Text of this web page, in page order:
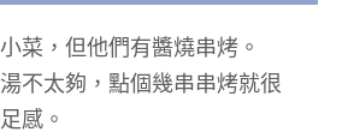
菜，但他們有醬燒串烤。
不太夠，點個幾串串烤就很
感。